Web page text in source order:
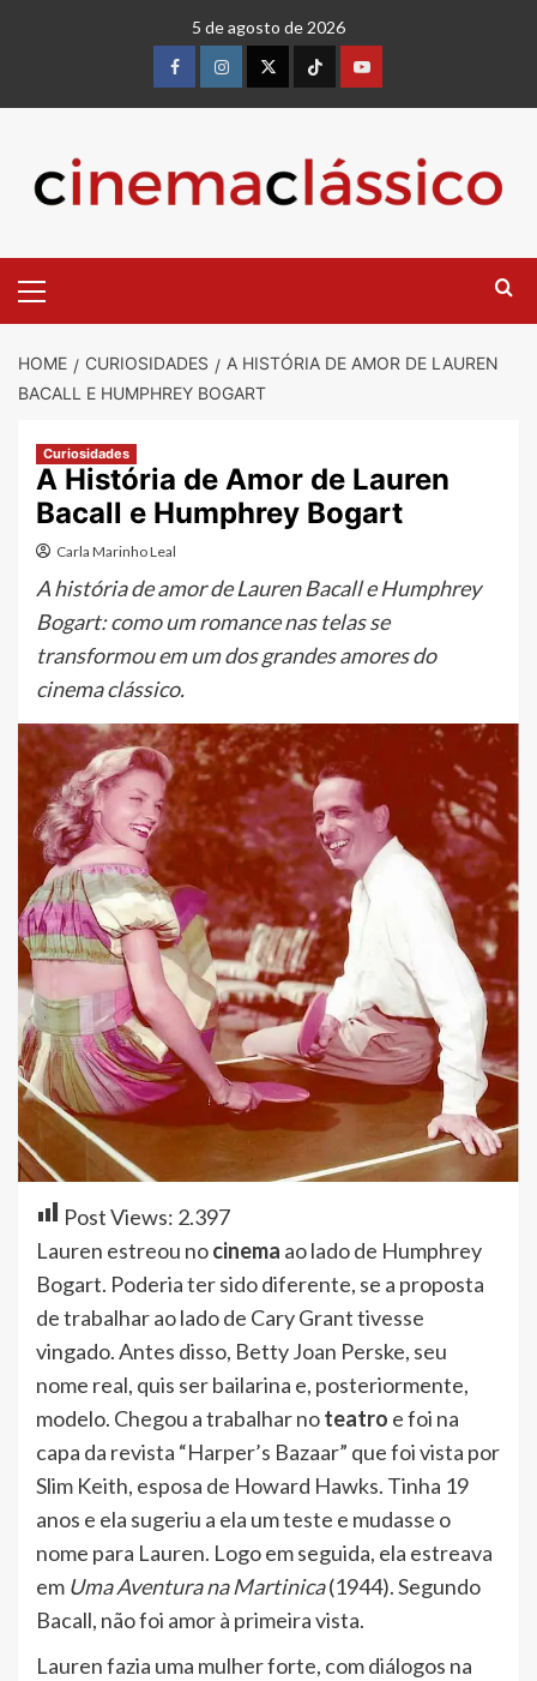
5 de agosto de 2026
FacebookinstagramtwitterTiktokyoutube
Menu
HOME CURIOSIDADES
A HISTÓRIA DE AMOR DE LAUREN
BACALL E HUMPHREY BOGART
Curiosidades
A História de Amor de Lauren
Bacall e Humphrey Bogart
Carla Marinho Leal
A história de amor de Lauren Bacall e Humphrey
Bogart: como um romance nas telas se
transformou em um dos grandes amores do
cinema clássico.
Post Views: 2.397
Lauren estreou nocinema ao lado de Humphrey
Bogart. Poderia ter sido diferente, se a proposta
de trabalhar ao lado de Cary Grant tivesse
vingado. Antes disso, Betty Joan Perske, seu
nome real, quis ser bailarina e, posteriormente,
modelo. Chegou a trabalhar noteatro e foi na
capa da revista “Harper’s Bazaar” que foi vista por
Slim Keith, esposa de Howard Hawks. Tinha 19
anos e ela sugeriu a ela um teste e mudasse o
nome para Lauren. Logo em seguida, ela estreava
em Uma Aventura na Martinica(1944). Segundo
Bacall, não foi amor à primeira vista.
Lauren fazia uma mulher forte, com diálogos na